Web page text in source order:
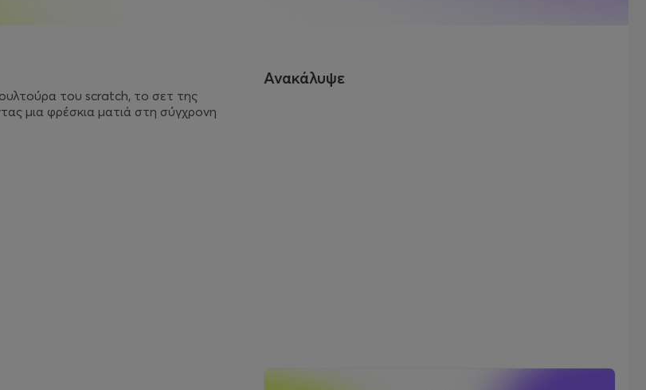
του scratch, το σετ της
μια φρέσκια ματιά στη σύγχρονη
Ανακάλυψε